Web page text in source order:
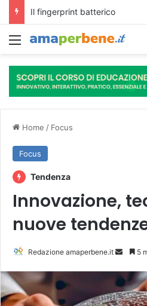
Menu
Home / Focus
Focus
Tendenza
Innovazione,
nuove
Redazione amaperbene.it
v
i
5